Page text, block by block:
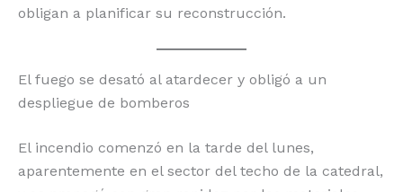
obligan a planificar su reconstrucción.
El fuego se desató al atardecer y obligó a un
despliegue de bomberos
El incendio comenzó en la tarde del lunes,
aparentemente en el sector del techo de la catedral,